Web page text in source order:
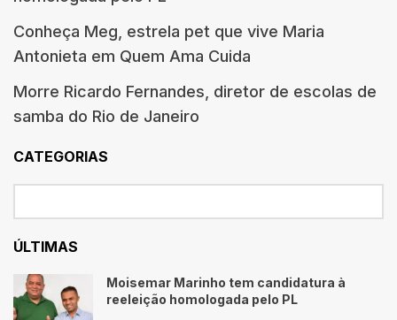
Conheça Meg, estrela pet que vive Maria
Antonieta em Quem Ama Cuida
Morre Ricardo Fernandes, diretor de escolas de
samba do Rio de Janeiro
CATEGORIAS
ÚLTIMAS
Moisemar Marinho tem candidatura à
reeleição homologada pelo PL